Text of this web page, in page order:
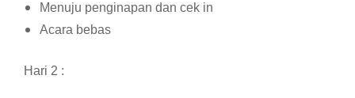
Menuju penginapan dan cek in
Acara bebas
Hari 2 :